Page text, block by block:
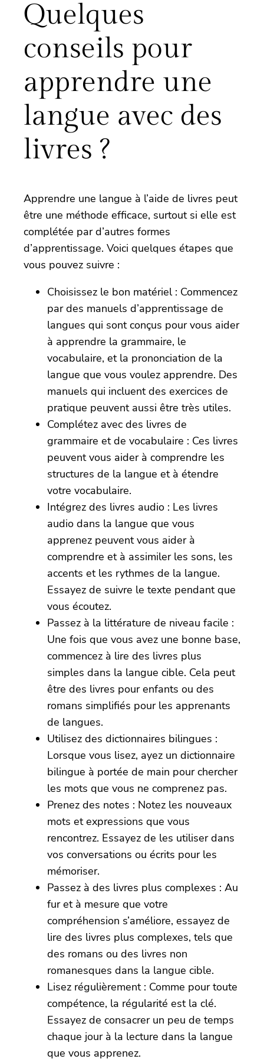
Quelques
conseils pour
apprendre une
langue avec des
livres ?
Apprendre une langue à l’aide de livres peut
être une méthode efficace, surtout si elle est
complétée par d’autres formes
d’apprentissage. Voici quelques étapes que
vous pouvez suivre :
Choisissez le bon matériel : Commencez
par des manuels d’apprentissage de
langues qui sont conçus pour vous aider
à apprendre la grammaire, le
vocabulaire, et la prononciation de la
langue que vous voulez apprendre. Des
manuels qui incluent des exercices de
pratique peuvent aussi être très utiles.
Complétez avec des livres de
grammaire et de vocabulaire : Ces livres
peuvent vous aider à comprendre les
structures de la langue et à étendre
votre vocabulaire.
Intégrez des livres audio : Les livres
audio dans la langue que vous
apprenez peuvent vous aider à
comprendre et à assimiler les sons, les
accents et les rythmes de la langue.
Essayez de suivre le texte pendant que
vous écoutez.
Passez à la littérature de niveau facile :
Une fois que vous avez une bonne base,
commencez à lire des livres plus
simples dans la langue cible. Cela peut
être des livres pour enfants ou des
romans simplifiés pour les apprenants
de langues.
Utilisez des dictionnaires bilingues :
Lorsque vous lisez, ayez un dictionnaire
bilingue à portée de main pour chercher
les mots que vous ne comprenez pas.
Prenez des notes : Notez les nouveaux
mots et expressions que vous
rencontrez. Essayez de les utiliser dans
vos conversations ou écrits pour les
mémoriser.
Passez à des livres plus complexes : Au
fur et à mesure que votre
compréhension s’améliore, essayez de
lire des livres plus complexes, tels que
des romans ou des livres non
romanesques dans la langue cible.
Lisez régulièrement : Comme pour toute
compétence, la régularité est la clé.
Essayez de consacrer un peu de temps
chaque jour à la lecture dans la langue
que vous apprenez.